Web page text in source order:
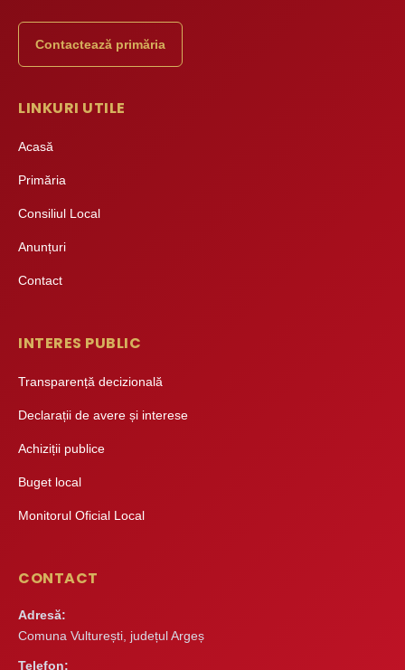
Contactează primăria
LINKURI UTILE
Acasă
Primăria
Consiliul Local
Anunțuri
Contact
INTERES PUBLIC
Transparență decizională
Declarații de avere și interese
Achiziții publice
Buget local
Monitorul Oficial Local
CONTACT
Adresă:
Comuna Vulturești, județul Argeș
Telefon: